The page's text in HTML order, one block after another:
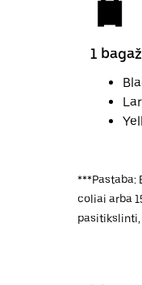
1
***Pastaba:
coliai arba
pasitikslinti,